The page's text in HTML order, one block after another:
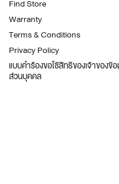
Find Store
Warranty
Terms & Conditions
Privacy Policy
แบบคำร้องขอใช้สิทธิของเจ้าของข้
ส่วนบุคคล